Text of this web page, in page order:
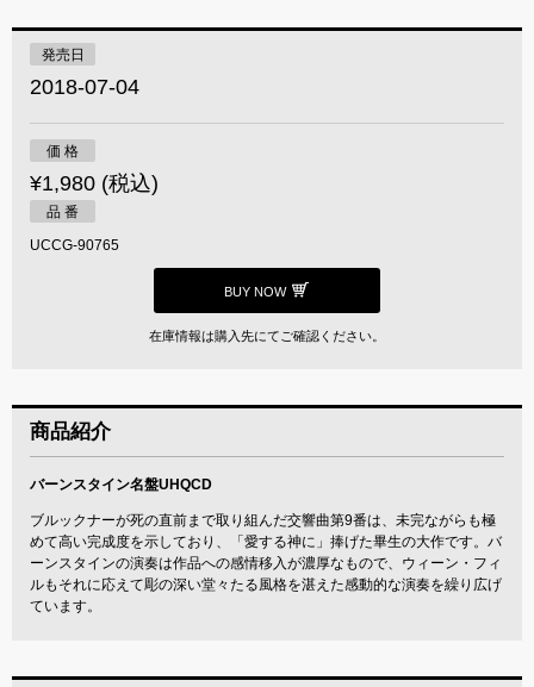
発売日
2018-07-04
価 格
¥1,980 (税込)
品 番
UCCG-90765
BUY NOW
在庫情報は購入先にてご確認ください。
商品紹介
バーンスタイン名盤UHQCD
ブルックナーが死の直前まで取り組んだ交響曲第9番は、未完ながらも極
めて高い完成度を示しており、「愛する神に」捧げた畢生の大作です。バ
ーンスタインの演奏は作品への感情移入が濃厚なもので、ウィーン・フィ
ルもそれに応えて彫の深い堂々たる風格を湛えた感動的な演奏を繰り広げ
ています。